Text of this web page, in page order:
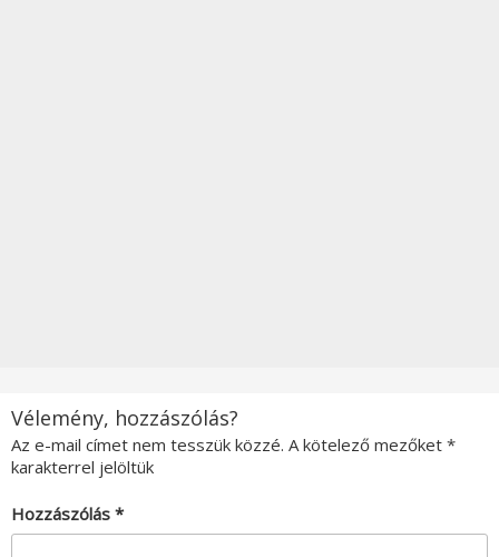
Vélemény, hozzászólás?
Az e-mail címet nem tesszük közzé. A kötelező mezőket *
karakterrel jelöltük
Hozzászólás *